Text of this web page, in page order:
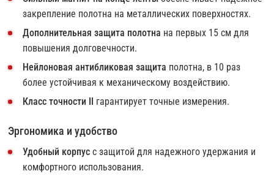
закрепление полотна на металлических поверхностях.
Дополнительная защита полотна на первых 15 см для
повышения долговечности.
Нейлоновая антибликовая защита полотна, в 10 раз
более устойчивая к механическому воздействию.
Класс точности II гарантирует точные измерения.
Эргономика и удобство
Удобный корпус с защитой для надежного удержания и
комфортного использования.